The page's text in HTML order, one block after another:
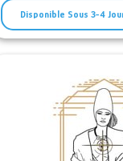
Disponible Sous 3-4